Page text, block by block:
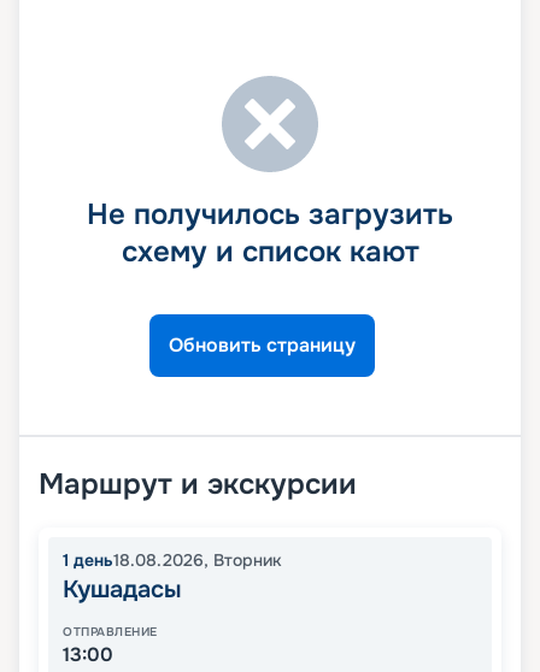
Не получилось загрузить
схему и список кают
Обновить страницу
Маршрут и экскурсии
1 день18.08.2026, Вторник
Кушадасы
ОТПРАВЛЕНИЕ
13:00